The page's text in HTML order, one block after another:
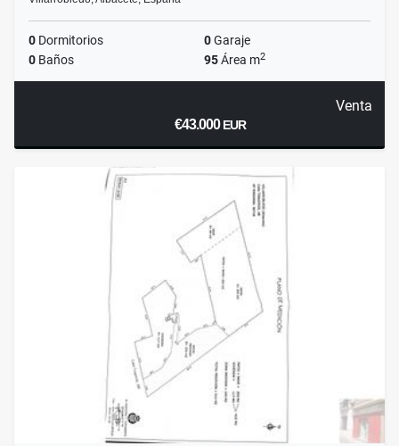
0 Dormitorios 0Garaje
0 Baños 95Área m2
Venta
€43.000EUR